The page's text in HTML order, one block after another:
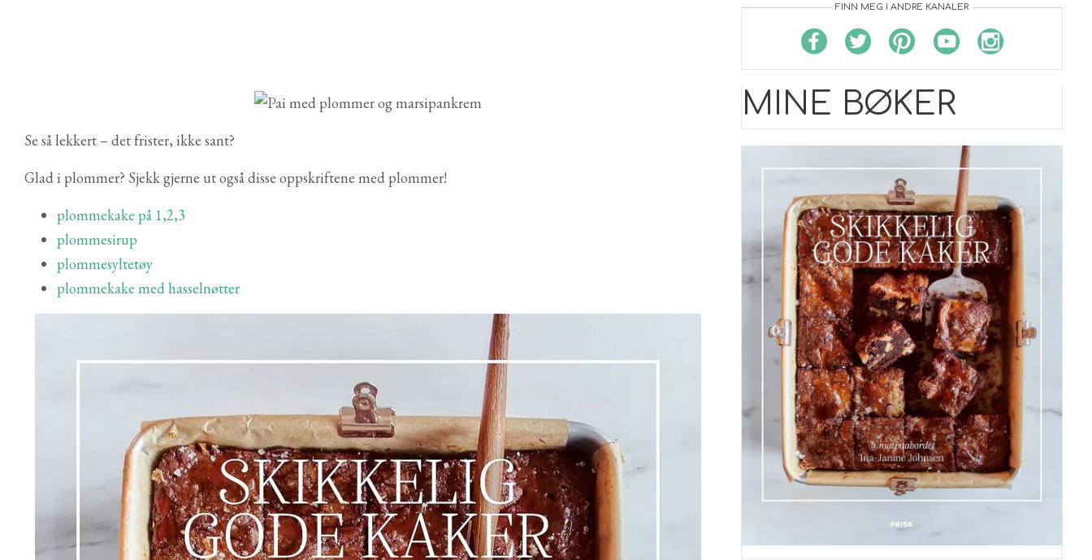
Se så lekkert – det frister, ikke sant?
Glad i plommer? Sjekk gjerne ut også disse oppskriftene med plommer!
plommekake på 1,2,3
plommesirup
plommesyltetøy
plommekake med hasselnøtter
FINN MEG I ANDRE KANALER
MINE BØKER